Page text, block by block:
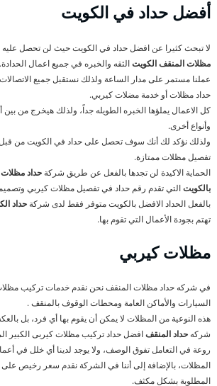
أفضل حداد في الكويت
لا تبحث كثيرا عن افضل حداد في الكويت حيث لن تحصل عليه
مظلات المنقف الكويتالثقه والخبره في جميع اعمال الحدادة.
عملنا مستمر على مدار الساعة ولذلك نستقبل جميع
حداد مظلات أو خدمة مضلات كيربي.
كل الاعمال يملؤها الخبره الطويله جداً، ولذلك هيخرج من بين
وأنواع أخرى.
ولذلك نؤكد لك أنك سوف تحصل على حداد في الكويت من
تفصيل مظلات ممتازة.
الحماية الاكيدة لن تجدها بالفعل عن طريق شركة حداد
بالكويتالتي تقدم رقم حداد في تفصيل مظلات كيربي
بالفعل الحداد الافضل بالكويت متوفر فقط لدى شركة حداد
تهتم بجودة الأعمال التي تقوم بها.
مظلات كيربي
في شركه حداد مظلات المنقف نحن نقدم خدمات تركيب
السيارات والأماكن العامة ومحطات الوقوف بالمنقف .
هذه النوعية من المظلات لا يمكن أن يقوم بها أي فرد، بل
شركه حداد المنقفافضل حداد تركيب مظلات كيربى الكبير
روعة في التعامل تفوق الوصف، ولا يوجد لدينا أي خلل في
المظلات، بالإضافة إلى أننا في الشركة نقدم سعر رخيص
المطلوبة بشكل مكثف.